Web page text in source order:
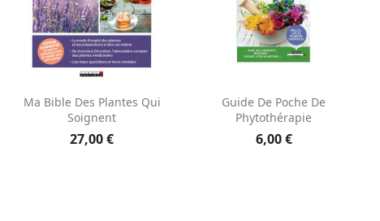
Aperçu rapide
Ma Bible Des Plantes Qui
Soignent
27,00 €
Aperçu rapide
Guide De Poche De
Phytothérapie
6,00 €